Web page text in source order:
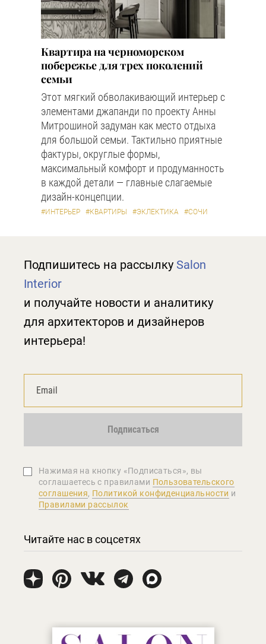
Квартира на черноморском
побережье для трех поколений
семьи
Этот мягкий обволакивающий интерьер с
элементами джапанди по проекту Анны
Митрошиной задуман как место отдыха
для большой семьи. Тактильно приятные
фактуры, округлые формы,
максимальный комфорт и продуманность
в каждой детали — главные слагаемые
дизайн-концепции.
#ИНТЕРЬЕР #КВАРТИРЫ #ЭКЛЕКТИКА #СОЧИ
Подпишитесь на рассылку Salon
Interior
и получайте новости и аналитику
для архитекторов и дизайнеров
интерьера!
Подписаться
Нажимая на кнопку «Подписаться», вы
соглашаетеcь с правилами Пользовательского
соглашения, Политикой конфиденциальности и
Правилами рассылок
Читайте нас в соцсетях